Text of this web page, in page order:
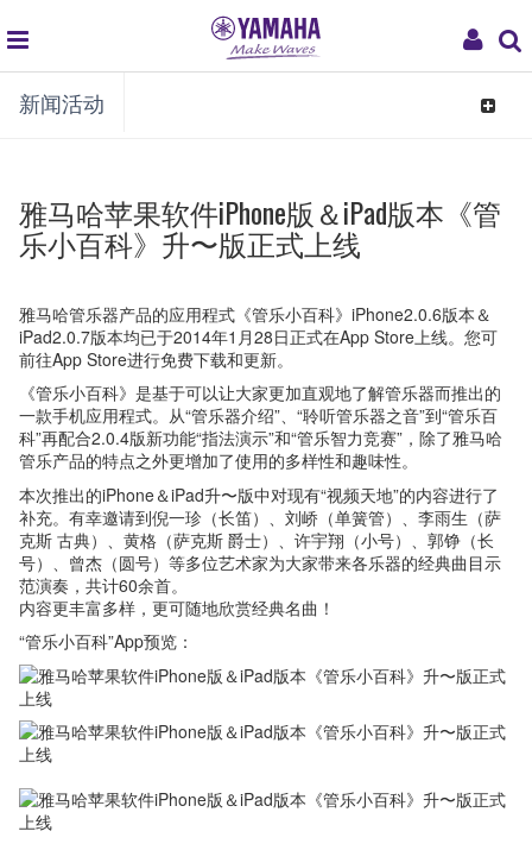
My
global
navigation
新闻活动
Toggle
雅马哈苹果软件iPhone版＆iPad版本《管
乐小百科》升〜版正式上线
雅马哈管乐器产品的应用程式《管乐小百科》iPhone2.0.6版本＆
iPad2.0.7版本均已于2014年1月28日正式在App Store上线。您可
前往App Store进行免费下载和更新。
《管乐小百科》是基于可以让大家更加直观地了解管乐器而推出的
一款手机应用程式。从“管乐器介绍”、“聆听管乐器之音”到“管乐百
科”再配合2.0.4版新功能“指法演示”和“管乐智力竞赛”，除了雅马哈
管乐产品的特点之外更增加了使用的多样性和趣味性。
本次推出的iPhone＆iPad升〜版中对现有“视频天地”的内容进行了
补充。有幸邀请到倪一珍（长笛）、刘峤（单簧管）、李雨生（萨
克斯 古典）、黄格（萨克斯 爵士）、许宇翔（小号）、郭铮（长
号）、曾杰（圆号）等多位艺术家为大家带来各乐器的经典曲目示
范演奏，共计60余首。
内容更丰富多样，更可随地欣赏经典名曲！
“管乐小百科”App预览：